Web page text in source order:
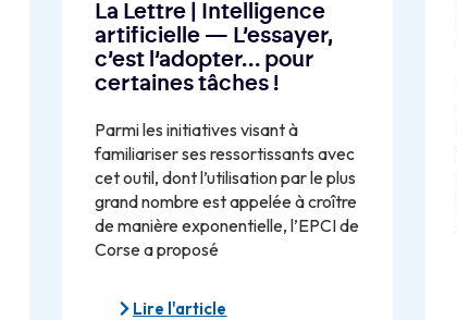
La Lettre | Intelligence
artificielle — L’essayer,
c’est l’adopter… pour
certaines tâches !
Parmi les initiatives visant à
familiariser ses ressortissants avec
cet outil, dont l’utilisation par le plus
grand nombre est appelée à croître
de manière exponentielle, l’EPCI de
Corse a proposé
Lire l'article